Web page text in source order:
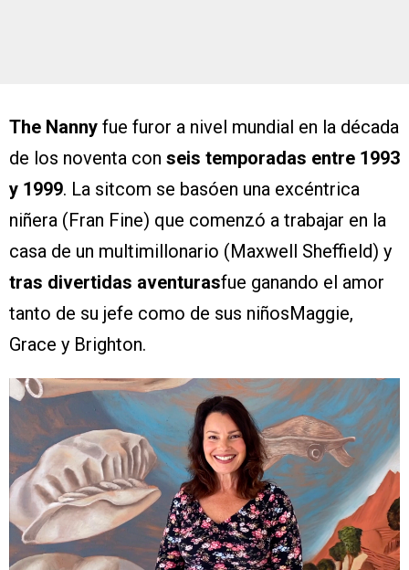
The Nanny fue furor a nivel mundial en la década
de los noventa con seis temporadas entre 1993
y 1999. La sitcom se basóen una excéntrica
niñera (Fran Fine) que comenzó a trabajar en la
casa de un multimillonario (Maxwell Sheffield) y
tras divertidas aventurasfue ganando el amor
tanto de su jefe como de sus niñosMaggie,
Grace y Brighton.